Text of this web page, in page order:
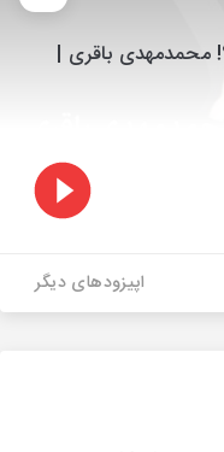
محمدمهدی باقری |
اپیزودهای دیگر